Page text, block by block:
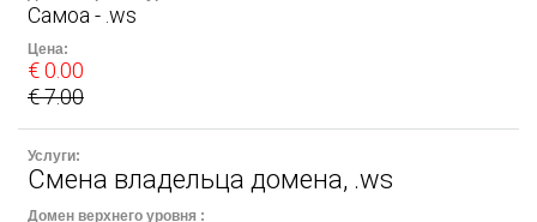
Самоа - .ws
€ 0.00
€ 7.00
Смена владельца домена, .ws